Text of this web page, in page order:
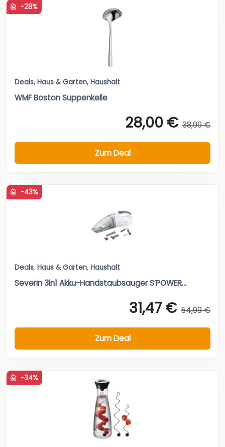
-28%
Deals, Haus & Garten, Haushalt
WMF Boston Suppenkelle
28,00 € 38,99 €
Zum Deal
-43%
Deals, Haus & Garten, Haushalt
Severin 3in1 Akku-Handstaubsauger S’POWER...
31,47 € 54,99 €
Zum Deal
-34%